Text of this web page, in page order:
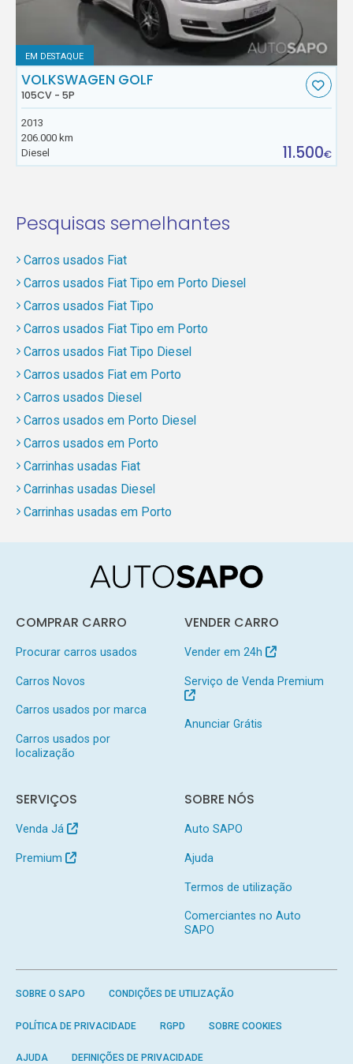
EM DESTAQUE
VOLKSWAGEN GOLF
105CV - 5P
2013
206.000 km
Diesel
11.500€
Pesquisas semelhantes
Carros usados Fiat
Carros usados Fiat Tipo em Porto Diesel
Carros usados Fiat Tipo
Carros usados Fiat Tipo em Porto
Carros usados Fiat Tipo Diesel
Carros usados Fiat em Porto
Carros usados Diesel
Carros usados em Porto Diesel
Carros usados em Porto
Carrinhas usadas Fiat
Carrinhas usadas Diesel
Carrinhas usadas em Porto
COMPRAR CARRO
Procurar carros usados
Carros Novos
Carros usados por marca
Carros usados por
localização
VENDER CARRO
Vender em 24h
Serviço de Venda Premium
Anunciar Grátis
SERVIÇOS
Venda Já
Premium
SOBRE NÓS
Auto SAPO
Ajuda
Termos de utilização
Comerciantes no Auto
SAPO
SOBRE O SAPO CONDIÇÕES DE UTILIZAÇÃO
POLÍTICA DE PRIVACIDADE RGPD SOBRE COOKIES
AJUDA DEFINIÇÕES DE PRIVACIDADE